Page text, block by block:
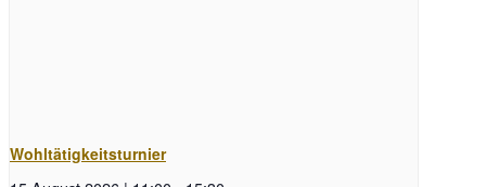
Wohltätigkeitsturnier